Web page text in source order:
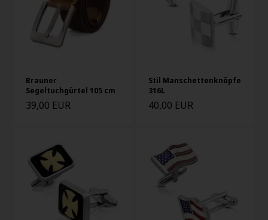
Brauner
Segeltuchgürtel 105 cm
39,00 EUR
Stil Manschettenknöpfe
316L
40,00 EUR